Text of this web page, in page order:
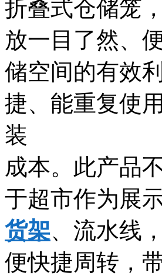
折叠式仓储笼
放一目了然、
储空间的有效
捷、能重复使
装
成本。此产品
于超市作为展
货架、流水线
便快捷周转，